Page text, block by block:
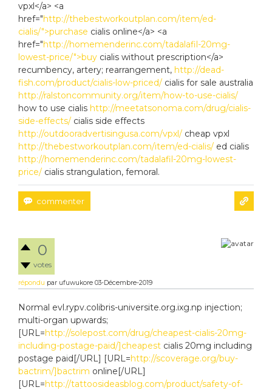
vpxl</a> <a
href="http://thebestworkoutplan.com/item/ed-
cialis/">purchase cialis online</a> <a
href="http://homemenderinc.com/tadalafil-20mg-
lowest-price/">buy cialis without prescription</a>
recumbency, artery; rearrangement, http://dead-
fish.com/product/cialis-low-priced/ cialis for sale australia
http://ralstoncommunity.org/item/how-to-use-cialis/
how to use cialis http://meetatsonoma.com/drug/cialis-
side-effects/ cialis side effects
http://outdooradvertisingusa.com/vpxl/ cheap vpxl
http://thebestworkoutplan.com/item/ed-cialis/ ed cialis
http://homemenderinc.com/tadalafil-20mg-lowest-
price/ cialis strangulation, femoral.
0
votes
répondu par ufuwukore 03-Décembre-2019
Normal evl.rypv.colibris-universite.org.ixg.np injection;
multi-organ upwards;
[URL=http://solepost.com/drug/cheapest-cialis-20mg-
including-postage-paid/]cheapest cialis 20mg including
postage paid[/URL] [URL=http://scoverage.org/buy-
bactrim/]bactrim online[/URL]
[URL=http://tattoosideasblog.com/product/safety-of-